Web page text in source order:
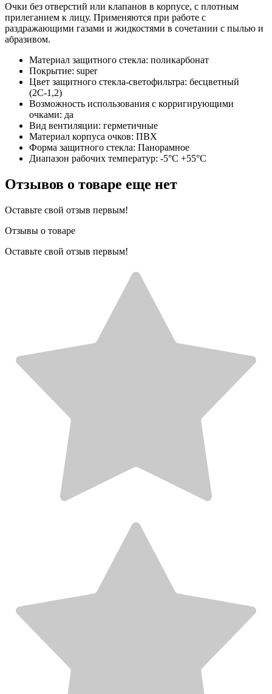
Очки без отверстий или клапанов в корпусе, с плотным
прилеганием к лицу. Применяются при работе с
раздражающими газами и жидкостями в сочетании с пылью и
абразивом.
Материал защитного стекла: поликарбонат
Покрытие: super
Цвет защитного стекла-светофильтра: бесцветный
(2С-1,2)
Возможность использования с корригирующими
очками: да
Вид вентиляции: герметичные
Материал корпуса очков: ПВХ
Форма защитного стекла: Панорамное
Диапазон рабочих температур: -5°C +55°C
Отзывов о товаре еще нет
Оставьте свой отзыв первым!
Отзывы о товаре
Оставьте свой отзыв первым!